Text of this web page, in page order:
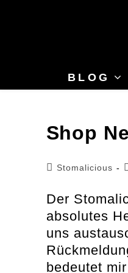
BLOG
Shop
Beitrags-
Stomalicious
Der
absolutes
uns
bedeutet